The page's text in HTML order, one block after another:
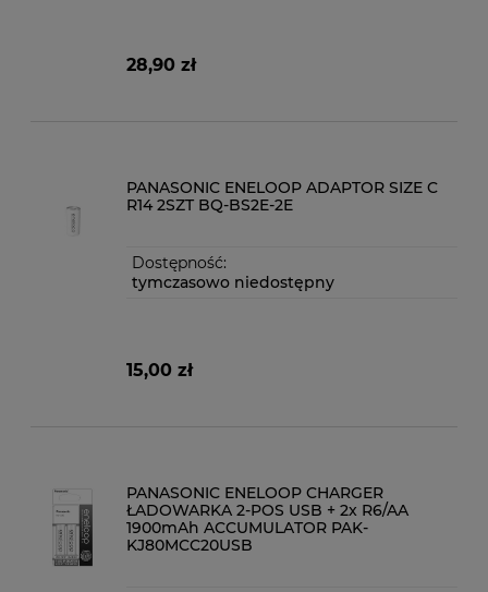
28,90 zł
PANASONIC ENELOOP ADAPTOR SIZE C
R14 2SZT BQ-BS2E-2E
Dostępność:
tymczasowo niedostępny
15,00 zł
PANASONIC ENELOOP CHARGER
ŁADOWARKA 2-POS USB + 2x R6/AA
1900mAh ACCUMULATOR PAK-
KJ80MCC20USB